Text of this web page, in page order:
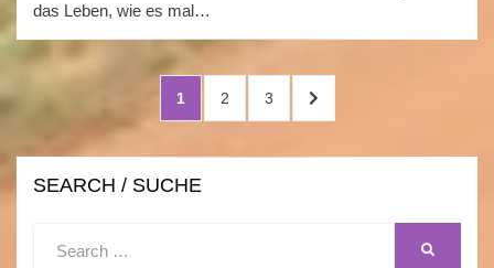
das Leben, wie es mal…
Posts
pagination
PAGE
1 PAGE
2 PAGE
3
NEXT
PAGE
SEARCH / SUCHE